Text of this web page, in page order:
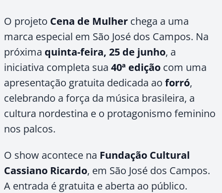
O projeto Cena de Mulher chega a uma
marca especial em São José dos Campos. Na
próxima quinta-feira, 25 de junho, a
iniciativa completa sua 40ª edição com uma
apresentação gratuita dedicada ao forró,
celebrando a força da música brasileira, a
cultura nordestina e o protagonismo feminino
nos palcos.
O show acontece na Fundação Cultural
Cassiano Ricardo, em São José dos Campos.
A entrada é gratuita e aberta ao público.